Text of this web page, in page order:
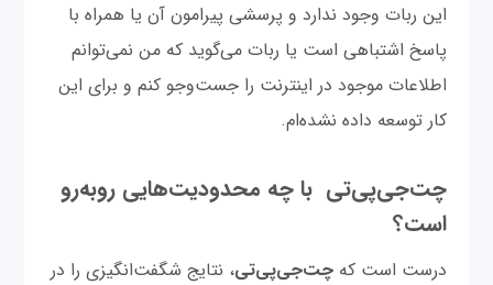
این ربات وجود ندارد و پرسشی پیرامون آن یا همراه با
پاسخ اشتباهی است یا ربات می‌گوید که من نمی‌توانم
اطلاعات موجود در اینترنت را جست‌وجو کنم و برای این
کار توسعه داده نشده‌ام.
چت‌‌جی‌پی‌تی با چه محدودیت‌هایی روبه‌رو
است؟
درست است کهچت‌‌جی‌پی‌تی، نتایج شگفت‌انگیزی را در